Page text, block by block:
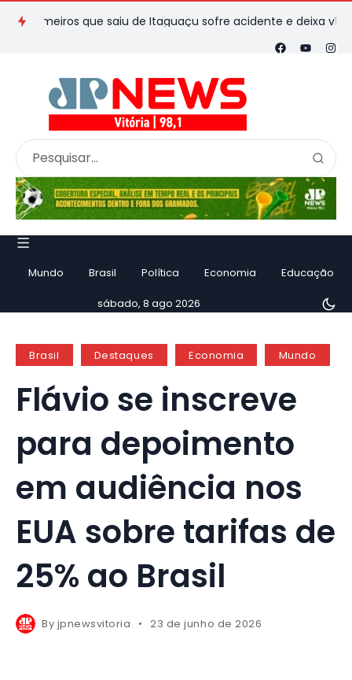
que saiu de Itaguaçu sofre acidente e deixa vítimas
Mundo Brasil Política Economia Educação
sábado, 8 ago 2026
Brasil Destaques Economia Mundo
Flávio se inscreve
para depoimento
em audiência nos
EUA sobre tarifas de
25% ao Brasil
By jpnewsvitoria 23 de junho de 2026